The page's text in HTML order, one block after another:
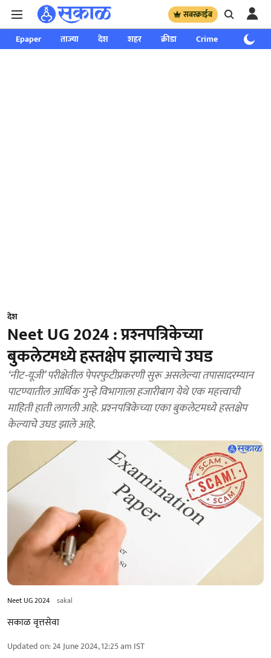
सबस्क्राईब
Epaper ताज्या देश शहर क्रीडा Crime साप्ताहिक
देश
Neet UG 2024 : प्रश्‍नपत्रिकेच्या
बुकलेटमध्ये हस्तक्षेप झाल्याचे उघड
‘नीट-यूजी’ परीक्षेतील पेपरफुटीप्रकरणी सुरू असलेल्या तपासादरम्यान
पाटण्यातील आर्थिक गुन्हे विभागाला हजारीबाग येथे एक महत्त्वाची
माहिती हाती लागली आहे. प्रश्‍नपत्रिकेच्या एका बुकलेटमध्ये हस्तक्षेप
केल्याचे उघड झाले आहे.
Neet UG 2024 sakal
सकाळ वृत्तसेवा
Updated on:24 June 2024, 12:25 am IST